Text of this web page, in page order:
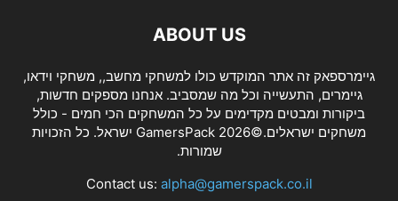
ABOUT US
גיימרספאק זה אתר המוקדש כולו למשחקי מחשב,, משחקי וידאו,
גיימרים, התעשייה וכל מה שמסביב. אנחנו מספקים חדשות,
ביקורות ומבטים מקדימים על כל המשחקים הכי חמים - כולל
משחקים ישראלים.©2026 GamersPack ישראל. כל הזכויות
שמורות.
Contact us: alpha@gamerspack.co.il